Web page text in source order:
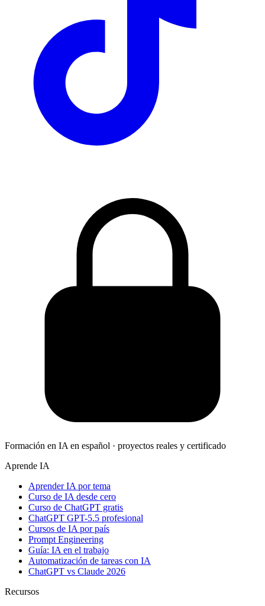
Formación en IA en español · proyectos reales y certificado
Aprende IA
Aprender IA por tema
Curso de IA desde cero
Curso de ChatGPT gratis
ChatGPT GPT-5.5 profesional
Cursos de IA por país
Prompt Engineering
Guía: IA en el trabajo
Automatización de tareas con IA
ChatGPT vs Claude 2026
Recursos